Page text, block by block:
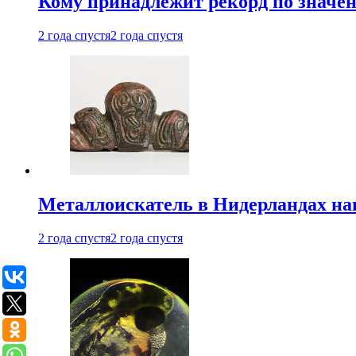
2 года спустя2 года спустя
Металлоискатель в Нидерландах
2 года спустя2 года спустя